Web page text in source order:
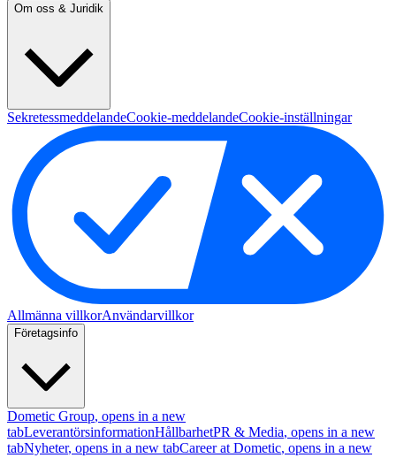
Om oss & Juridik
SekretessmeddelandeCookie-meddelandeCookie-inställningar
Allmänna villkorAnvändarvillkor
Företagsinfo
Dometic Group, opens in a new
tabLeverantörsinformationHållbarhetPR & Media, opens in a new
tabNyheter, opens in a new tabCareer at Dometic, opens in a new